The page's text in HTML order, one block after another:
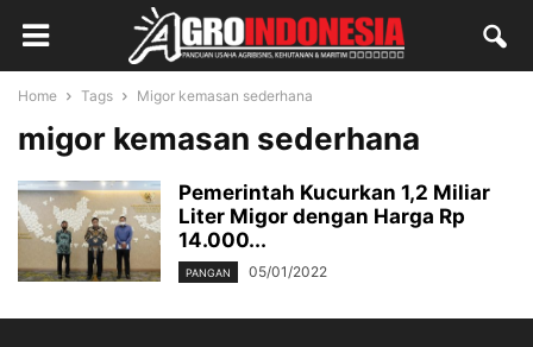
Home Tags Migor kemasan sederhana
migor kemasan sederhana
Pemerintah Kucurkan 1,2 Miliar
Liter Migor dengan Harga Rp
14.000...
PANGAN 05/01/2022